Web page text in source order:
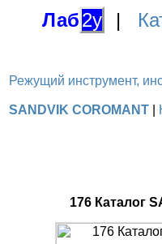
Лаб2у |
Режущий инструмент,
SANDVIK COROMANT
176 Каталог